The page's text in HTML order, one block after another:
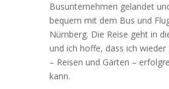
Busunternehmen gelandet
bequem mit dem Bus und
Nürnberg. Die Reise geht in
und ich hoffe, dass ich wieder
– Reisen und Gärten –
kann.